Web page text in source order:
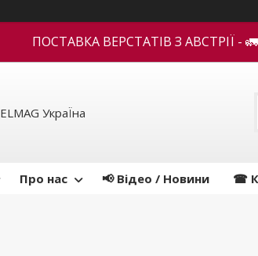
ПОСТАВКА ВЕРСТАТІВ З АВСТРІЇ - 🚛
ELMAG УкраЇна
Про нас 📢 Відео / Новини ☎